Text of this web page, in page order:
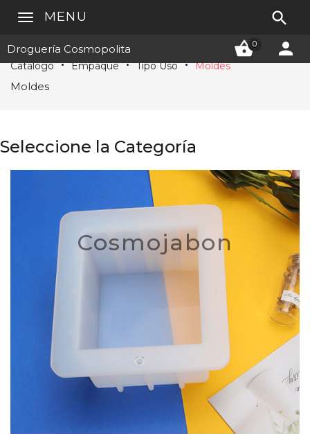
Droguería Cosmopolita 0 
MENU 
Catálogo Empaque Tipo Uso Moldes
Moldes
Seleccione la Categoría
Cosmojabon